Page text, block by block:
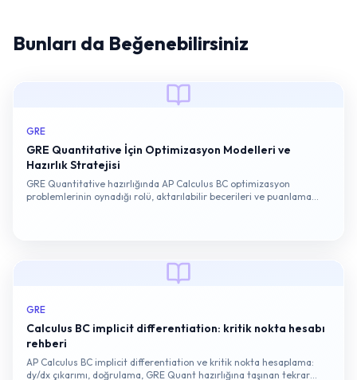
Bunları da Beğenebilirsiniz
GRE
GRE Quantitative İçin Optimizasyon Modelleri ve
Hazırlık Stratejisi
GRE Quantitative hazırlığında AP Calculus BC optimizasyon
problemlerinin oynadığı rolü, aktarılabilir becerileri ve puanlama
GRE
Calculus BC implicit differentiation: kritik nokta hesabı
rehberi
AP Calculus BC implicit differentiation ve kritik nokta hesaplama:
dy/dx çıkarımı, doğrulama, GRE Quant hazırlığına taşınan tekrar